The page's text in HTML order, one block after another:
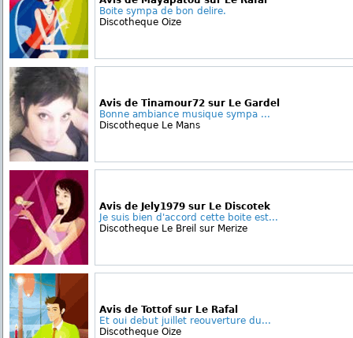
Boite sympa de bon delire.
Discotheque Oize
Avis de Tinamour72 sur Le Gardel
Bonne ambiance musique sympa ...
Discotheque Le Mans
Avis de Jely1979 sur Le Discotek
Je suis bien d'accord cette boite est...
Discotheque Le Breil sur Merize
Avis de Tottof sur Le Rafal
Et oui debut juillet reouverture du...
Discotheque Oize